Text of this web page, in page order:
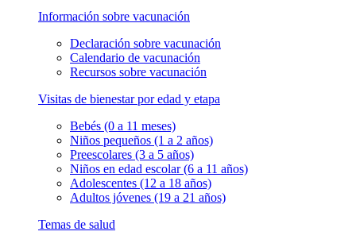
Información sobre vacunación
Declaración sobre vacunación
Calendario de vacunación
Recursos sobre vacunación
Visitas de bienestar por edad y etapa
Bebés (0 a 11 meses)
Niños pequeños (1 a 2 años)
Preescolares (3 a 5 años)
Niños en edad escolar (6 a 11 años)
Adolescentes (12 a 18 años)
Adultos jóvenes (19 a 21 años)
Temas de salud